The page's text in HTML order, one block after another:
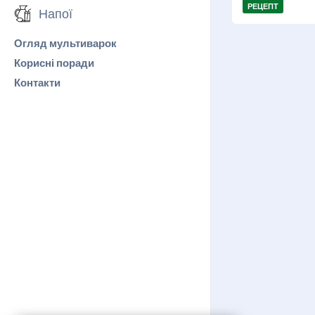
Напої
Огляд мультиварок
Корисні поради
Контакти
РЕЦЕПТ